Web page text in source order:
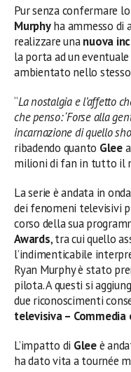
Pur senza confermare
Murphyha ammesso di
realizzare unanuova
la porta ad un
ambientato nello
“La nostalgia e l’affetto
che penso: ‘Forse alla
incarnazione di quello
ribadendo quanto Glee
milioni di fan in tutto il
La serie è andata in
dei fenomeni televisivi
corso della sua
Awards, tra cui quello
l’indimenticabile
Ryan Murphy è stato
pilota. A questi si
due riconoscimenti
televisiva – Commedia
L’impatto di Gleeè
ha dato vita a tournée